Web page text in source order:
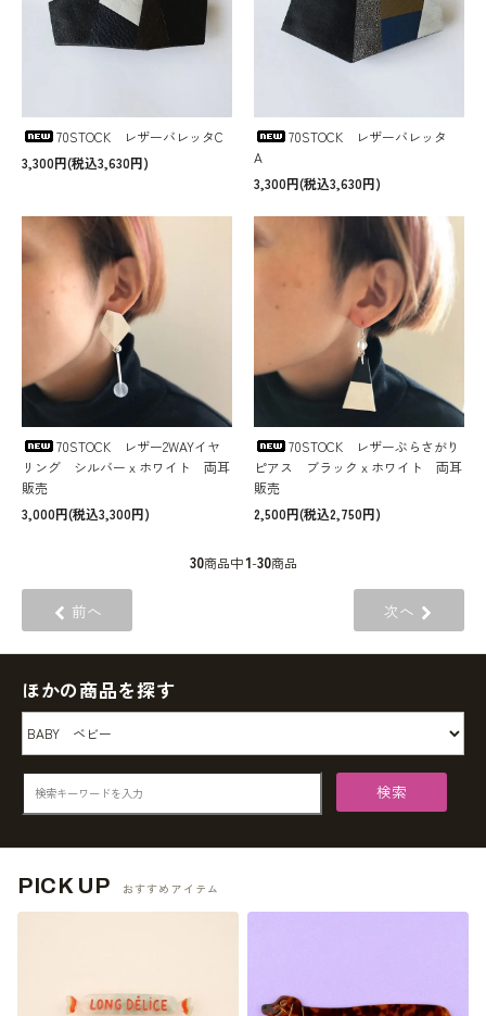
70STOCK レザーバレッタC
3,300円(税込3,630円)
70STOCK レザーバレッタ
A
3,300円(税込3,630円)
70STOCK レザー2WAYイヤ
リング シルバーｘホワイト 両耳
販売
3,000円(税込3,300円)
70STOCK レザーぶらさがり
ピアス ブラックｘホワイト 両耳
販売
2,500円(税込2,750円)
30商品中1-30商品
前へ 次へ
ほかの商品を探す
検索
PICK UP おすすめアイテム